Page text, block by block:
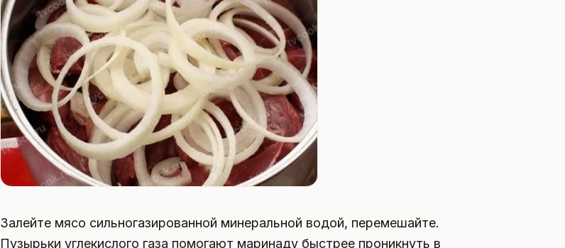
Залейте мясо сильногазированной минеральной водой, перемешайте.
Пузырьки углекислого газа помогают маринаду быстрее проникнуть в